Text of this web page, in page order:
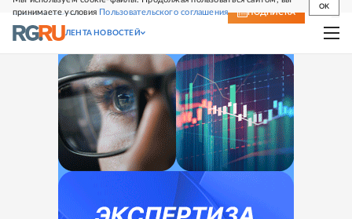
принимаете условия Пользовательского соглашения
OK
СВЕЖИЙ НОМЕР ПОДПИСКА
ЛЕНТА НОВОСТЕЙ